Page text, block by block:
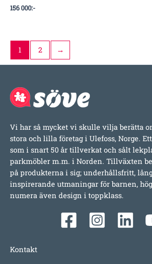
156 000:-
1 2 →
Vi har så mycket vi skulle vilja berätta
stora och lilla företag i Ulefoss, Norge.
som i snart 50 år tillverkat och sålt
parkmöbler m.m. i Norden. Tillväxten
på produkterna i sig; underhållsfritt,
inspirerande utmaningar för barnen,
numera även design i toppklass.
Kontakt